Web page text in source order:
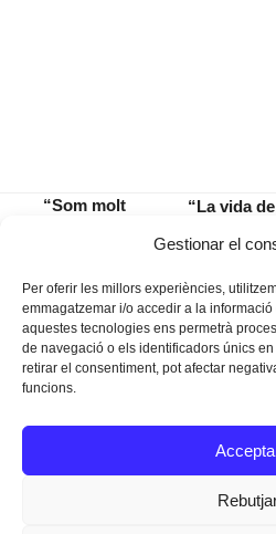
Gestionar el
Per oferir les millors experiències,
emmagatzemar i/o accedir a la
aquestes tecnologies ens permetrà
de navegació o els identificadors únics
retirar el consentiment, pot afectar
funcions.
“Som molt
next
“La vida
Texts